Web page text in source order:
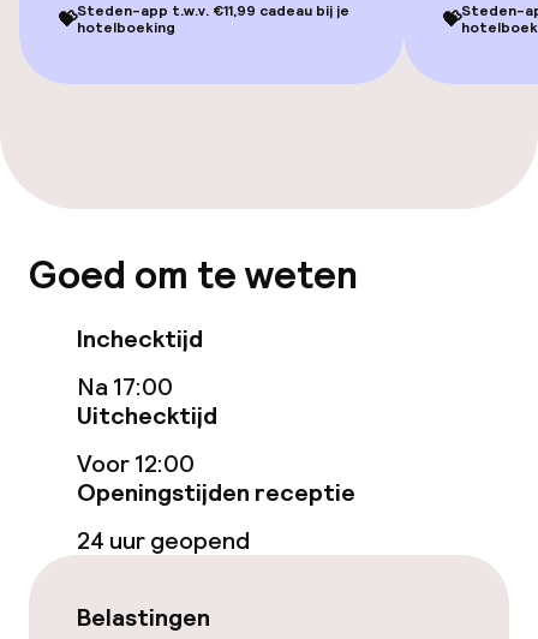
Lift
Voor toegankelijkheid
Kamers
geoptimaliseerde kamers beschikbaar
Zwemmen & wellness
Entertainment
💝Steden-app t.w.v. €11,99 cadeau bij je
hotelboeking
💝Steden-
Goed om te weten
Inchecktijd
Na 17:00
Uitchecktijd
Voor 12:00
Openingstijden receptie
24 uur geopend
Belastingen